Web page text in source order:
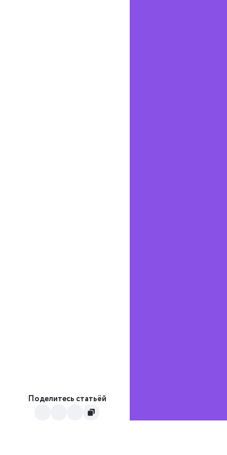
Поделитесь статьёй